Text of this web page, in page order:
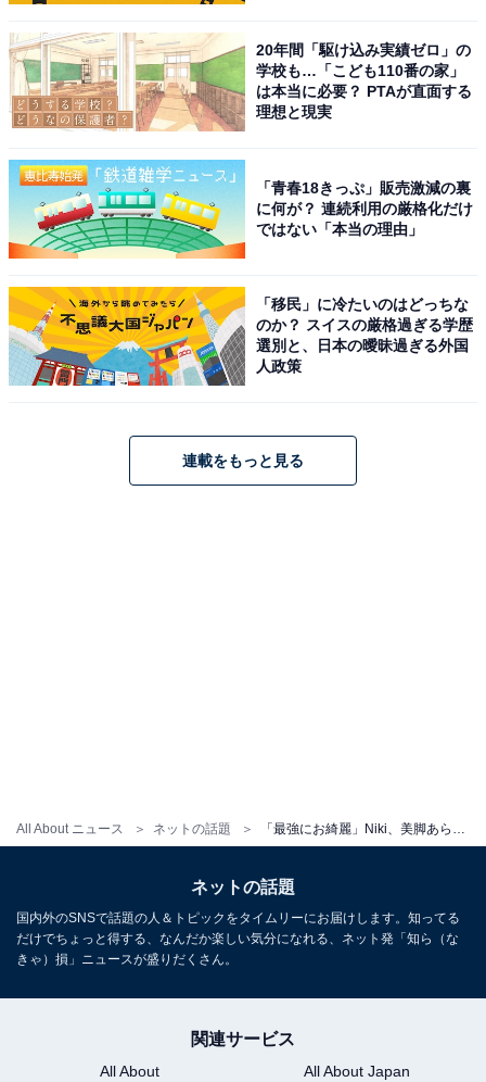
All About ニュース ネットの話題
20年間「駆け込み実績ゼロ」の
学校も…「こども110番の家」
は本当に必要？ PTAが直面する
理想と現実
「青春18きっぷ」販売激減の裏
に何が？ 連続利用の厳格化だけ
ではない「本当の理由」
「移民」に冷たいのはどっちな
のか？ スイスの厳格過ぎる学歴
選別と、日本の曖昧過ぎる外国
人政策
連載をもっと見る
ネットの話題
国内外のSNSで話題の人＆トピックをタイムリーにお届けします。知ってる
だけでちょっと得する、なんだか楽しい気分になれる、ネット発「知ら（な
きゃ）損」ニュースが盛りだくさん。
関連サービス
All About
All About Japan